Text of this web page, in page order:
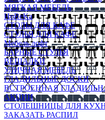
МЯГКАЯ МЕБЕЛЬ
HoReKa
СТОЛЫ ДЛЯ КАФЕ
СТУЛЬЯ ДЛЯ КАФЕ
Мебель лофт
БАРНЫЕ СТУЛЬЯ
ВЕШАЛКИ
УЛИЧНАЯ МЕБЕЛЬ
ГЛАДИЛЬНЫЕ ДОСКИ
ВСТРОЕННАЯ
АКЦИИ
СТОЛЕШНИЦЫ ДЛЯ
ЗАКАЗАТЬ РАСПИЛ